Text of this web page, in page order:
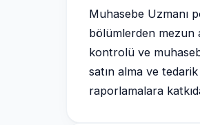
Muhasebe Uzmanı
bölümlerden mezun
kontrolü ve
satın alma ve
raporlamalara